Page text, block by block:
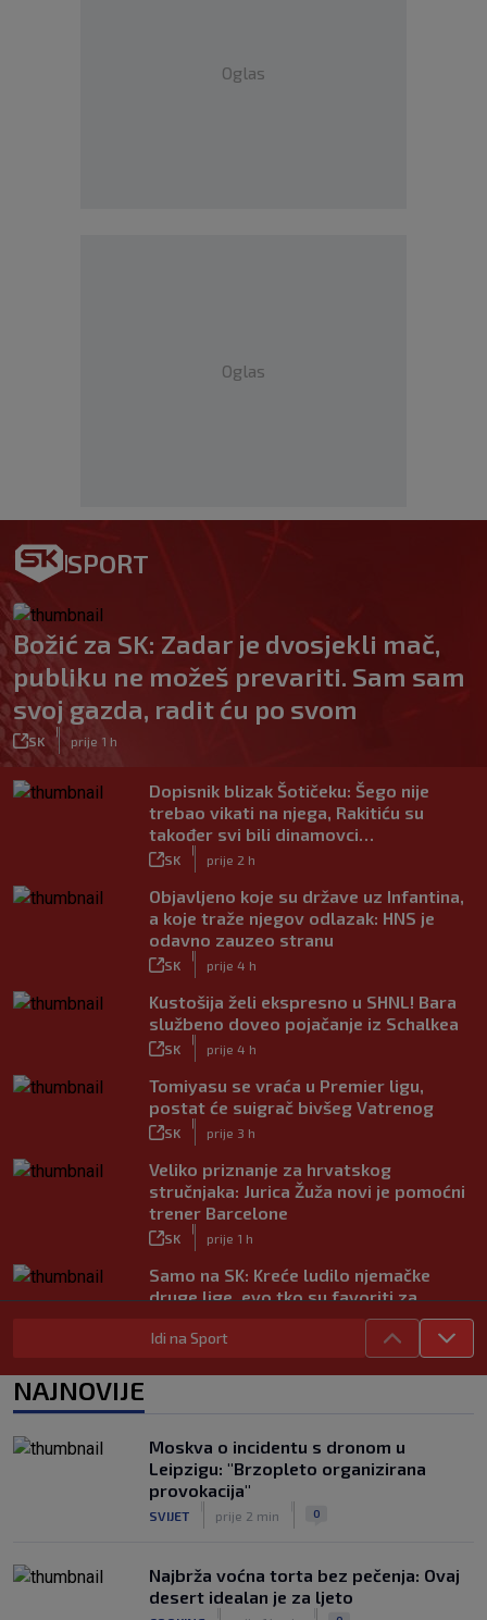
Oglas
Oglas
SPORT
Božić za SK: Zadar je dvosjekli mač,
publiku ne možeš prevariti. Sam sam
svoj gazda, radit ću po svom
SK prije 1 h
Dopisnik blizak Šotičeku: Šego nije
trebao vikati na njega, Rakitiću su
također svi bili dinamovci…
SK prije 2 h
Objavljeno koje su države uz Infantina,
a koje traže njegov odlazak: HNS je
odavno zauzeo stranu
SK prije 4 h
Kustošija želi ekspresno u SHNL! Bara
službeno doveo pojačanje iz Schalkea
SK prije 4 h
Tomiyasu se vraća u Premier ligu,
postat će suigrač bivšeg Vatrenog
SK prije 3 h
Veliko priznanje za hrvatskog
stručnjaka: Jurica Žuža novi je pomoćni
trener Barcelone
SK prije 1 h
Samo na SK: Kreće ludilo njemačke
druge lige, evo tko su favoriti za
SK
|
prije 4 h
Trener Istre uoči Poljuda: Prvenstvo je
SK prije 5 h
Fruk je zbog ozljede napustio igru na
poluvremenu, u Rijeci su s pravom
zabrinuti
Idi na Sport
NAJNOVIJE
Moskva o incidentu s dronom u
Leipzigu: "Brzopleto organizirana
provokacija"
SVIJET prije 2 min 0
Najbrža voćna torta bez pečenja: Ovaj
desert idealan je za ljeto